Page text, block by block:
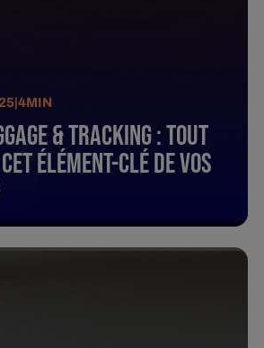
|4MIN
& Tracking : Tout
Élément-Clé De Vos